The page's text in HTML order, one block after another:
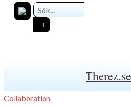
Therez.se
Collaboration